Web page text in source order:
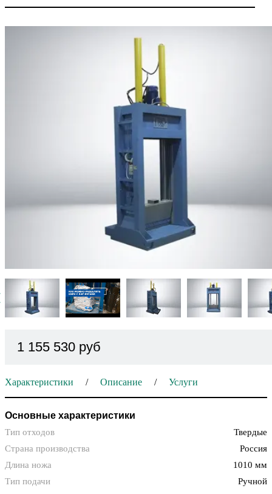
1 155 530 руб
Характеристики Описание Услуги
Основные характеристики
Тип отходов
Твердые
Страна производства
Россия
Длина ножа
1010 мм
Тип подачи
Ручной